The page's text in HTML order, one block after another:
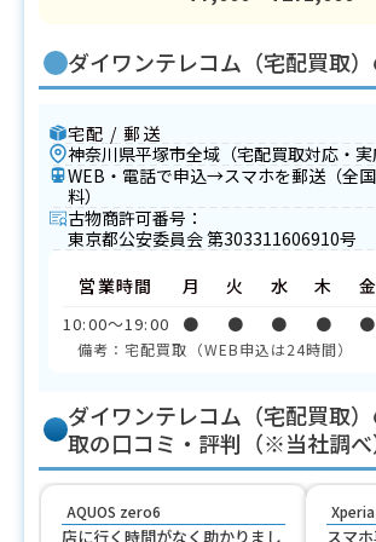
ダイワンテレコム（宅配買取
宅配 / 郵送
神奈川県平塚市全域（宅配買取対応・実
WEB・電話で申込→スマホを郵送（全
料）
古物商許可番号：
東京都公安委員会 第303311606910号
営業時間
10:00〜19:00
月
●
火
●
水
●
木
●
金
●
備考：宅配買取（WEB申込は24時間）
ダイワンテレコム（宅配買取
取の口コミ・評判（※当社調べ
AQUOS zero6
店に行く時間がなく助かりまし スマ